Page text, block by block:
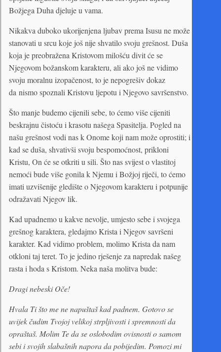
Božjega Duha djeluje u vama.
Nikakva duboko ukorijenjena ljubav prema Isusu ne može
stanovati u srcu koje još nije shvatilo svoju grešnost. Duša
koja je preobražena Kristovom milošću divit će se
Njegovom božanskom karakteru, ali ako još ne vidimo
svoju moralnu izopačenost, to je nepogrešiv dokaz
da nismo spoznali Kristovu ljepotu i Njegovo savršenstvo.
Što manje budemo cijenili sebe, to ćemo više cijeniti
beskrajnu čistoću i krasotu našega Spasitelja. Pogled na
našu grešnost vodi nas k Onome koji nam može oprostiti; i
kad se duša, shvativši svoju bespomoćnost, prikloni
Kristu, On će se otkriti u sili. Što nas svijest o vlastitoj
nemoći bude više gonila k Njemu i Božjoj riječi, to ćemo
imati uzvišenije gledište o Njegovom karakteru i potpunije
odražavati Njegov lik.
Kad upadnemo u kakve nevolje, umjesto sebe i svojega
grešnog karaktera, gledajmo Krista i Njegov savršeni
karakter. Kad vidimo problem, molimo Krista da nam
otkloni taj teret. To je jedino rješenje za napredak našeg
rasta i hoda s Kristom. Neka naša molitva bude:
Dragi nebeski Oče!
Hvala Ti što me ne napuštaš kad padnem. Gotovo se
uvijek čudim Tvojoj velikoj strpljivosti i spremnosti da
opraštaš. Molim Te da se oslobodim ovisnosti o samom
sebi i svojih slabašnih napora da pobijedim. Pomozi mi